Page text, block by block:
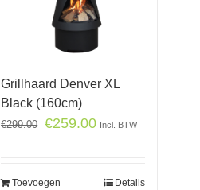
Grillhaard Denver XL
Black (160cm)
€299.00 €259.00 Incl. BTW
Toevoegen
Details